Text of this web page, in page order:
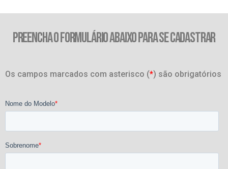
PREENCHA O FORMULÁRIO ABAIXO PARA SE CADASTRAR
Os campos marcados com asterisco (*) são obrigatórios